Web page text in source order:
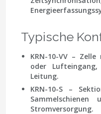
Typische
KRN-10-VV –
oder
Leitung.
KRN-10-S –
Stromversorgung.